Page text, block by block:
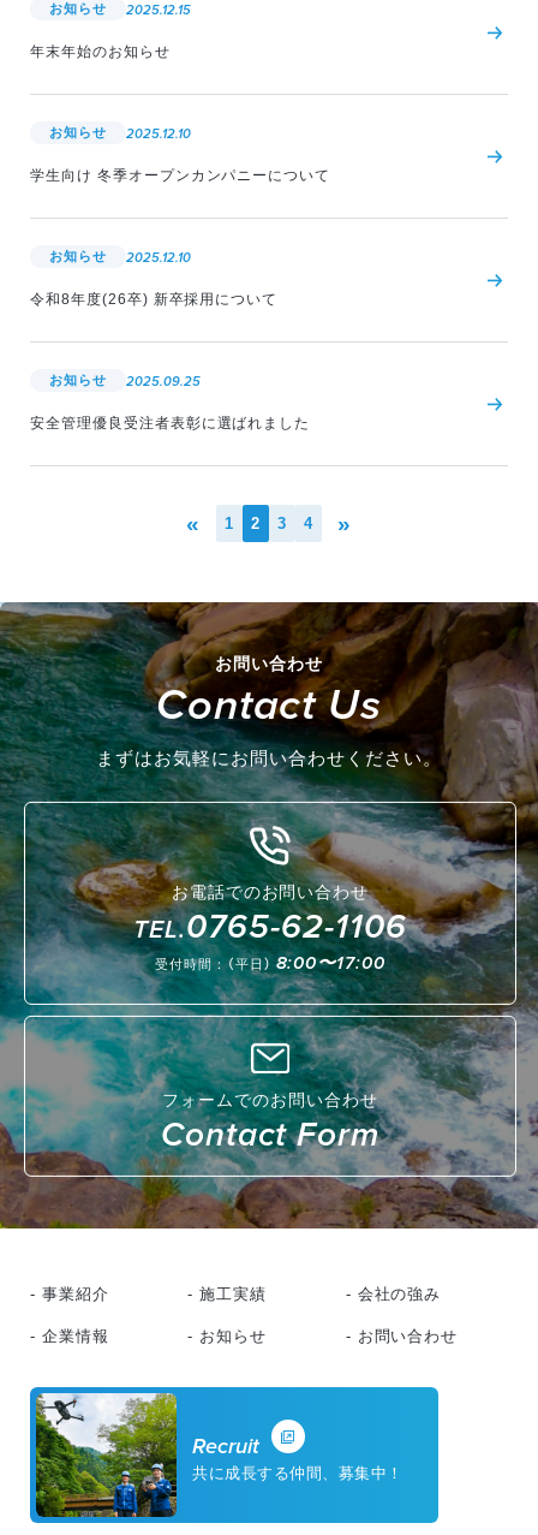
お知らせ 2025.12.15
年末年始のお知らせ
お知らせ 2025.12.10
学生向け 冬季オープンカンパニーについて
お知らせ 2025.12.10
令和8年度(26卒) 新卒採用について
お知らせ 2025.09.25
安全管理優良受注者表彰に選ばれました
« 1 2 3 4 »
お問い合わせ
Contact Us
まずはお気軽にお問い合わせください。
お電話でのお問い合わせ
TEL.0765-62-1106
受付時間：（平日） 8:00〜17:00
フォームでのお問い合わせ
Contact Form
- 事業紹介 - 施工実績 - 会社の強み
- 企業情報 - お知らせ - お問い合わせ
Recruit
共に成長する仲間、募集中！